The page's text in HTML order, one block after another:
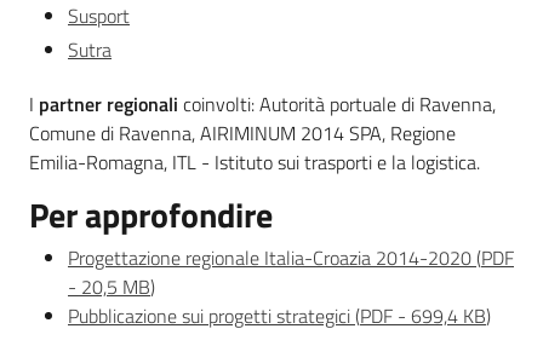
Susport
Sutra
I partner regionali coinvolti: Autorità portuale di Ravenna,
Comune di Ravenna, AIRIMINUM 2014 SPA, Regione
Emilia-Romagna, ITL - Istituto sui trasporti e la logistica.
Per approfondire
Progettazione regionale Italia-Croazia 2014-2020(PDF
- 20,5 MB)
Pubblicazione sui progetti strategici(PDF - 699,4 KB)